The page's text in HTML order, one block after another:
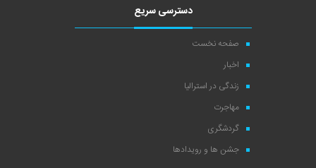
دسترسی سریع
صفحه نخست
اخبار
زندگی در استرالیا
مهاجرت
گردشگری
جشن ها و رویدادها